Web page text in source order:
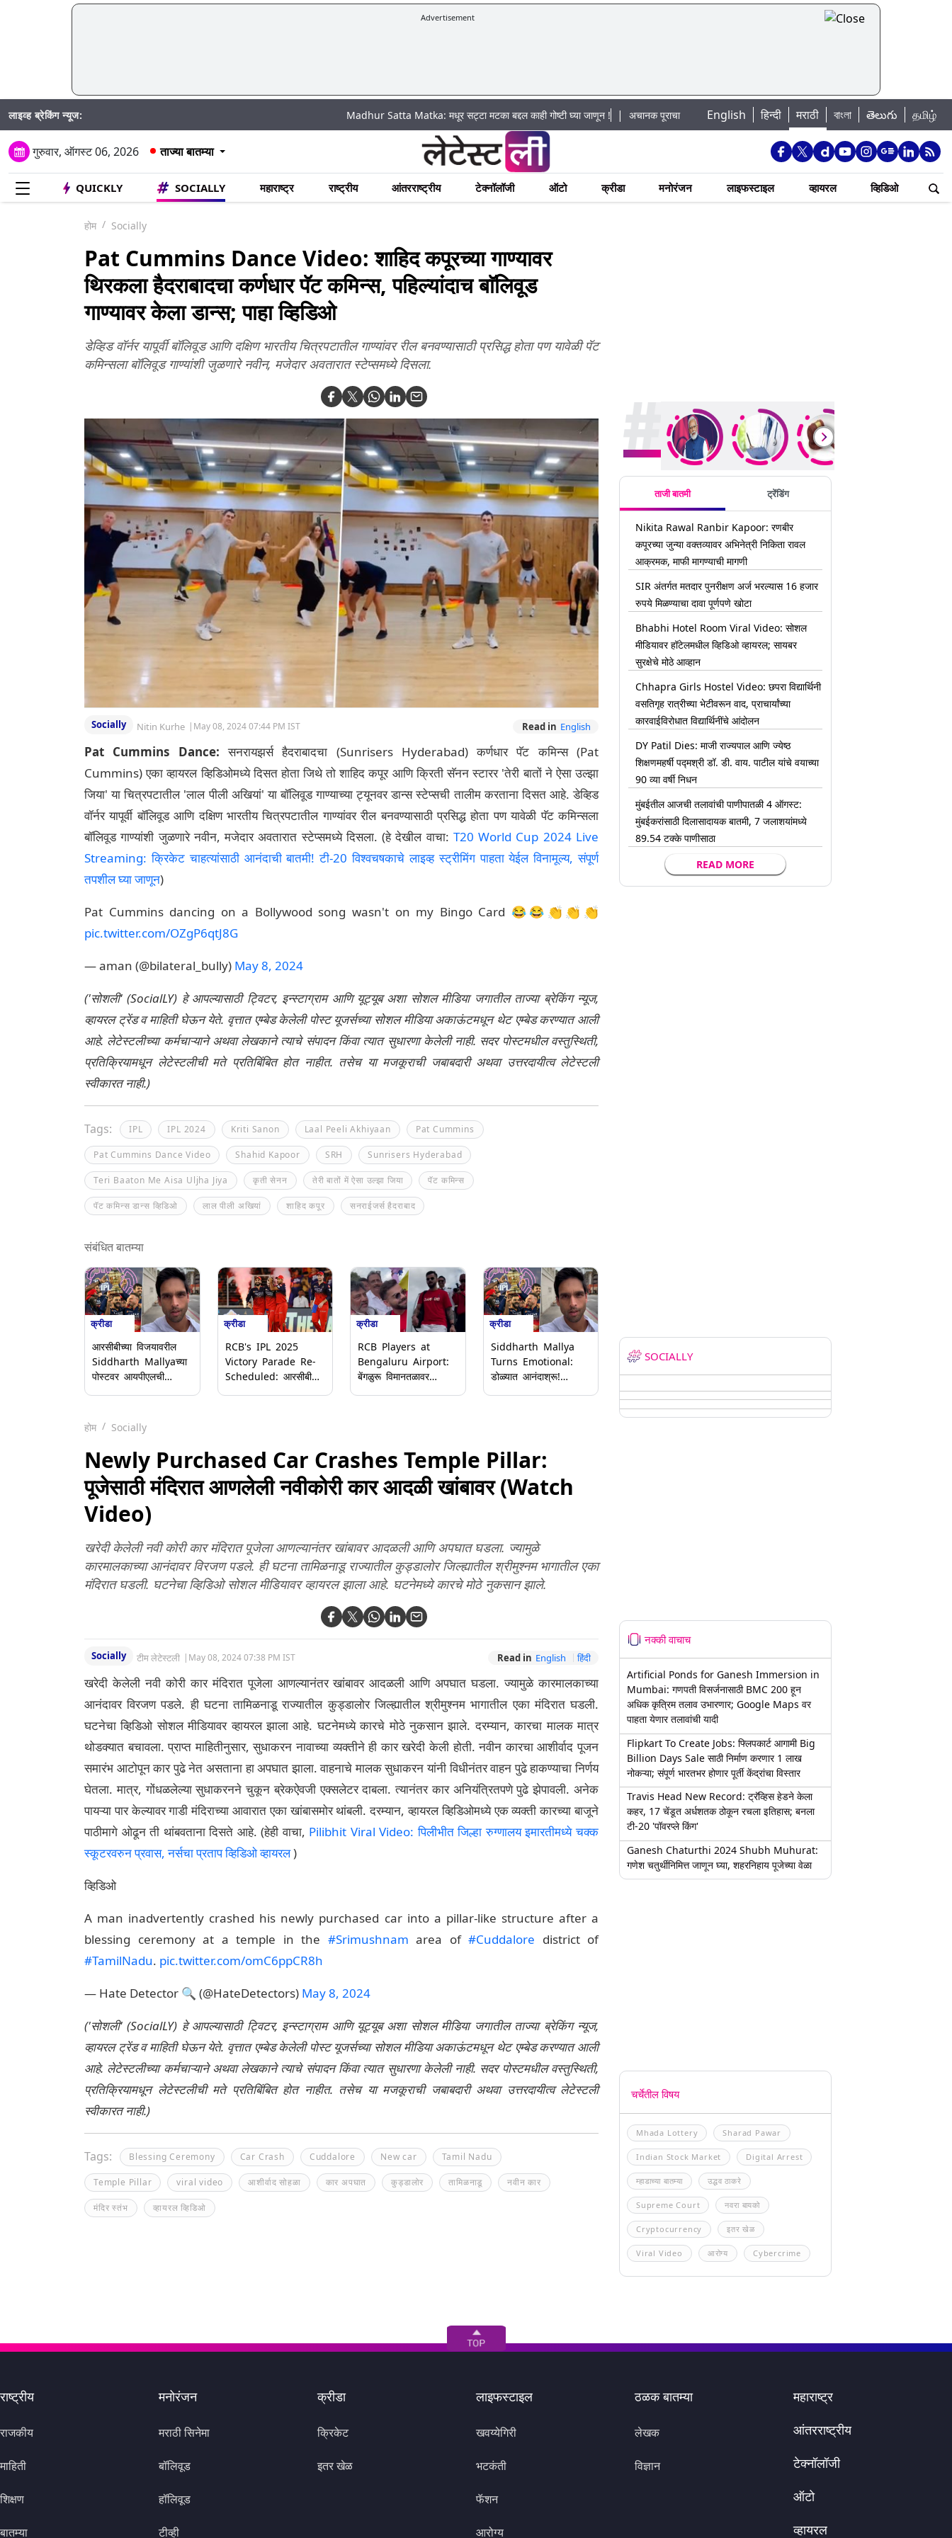
Advertisement
लाइव्ह ब्रेकिंग न्यूज: Madhur Satta Matka: मधूर सट्टा मटका बद्दल काही गोष्टी घ्या जाणून !|अचानक पूराचा धोका: खडकवासला धरणातून मुठानदी पात्रात विसर्ग सुरु; नागरिकांना नदीपात्रात न
English हिन्दी मराठी বাংলা తెలుగు தமிழ்
गुरुवार, ऑगस्ट 06, 2026 ताज्या बातम्या
QUICKLY SOCIALLY महाराष्ट्र राष्ट्रीय आंतरराष्ट्रीय टेक्नॉलॉजी ऑटो क्रीडा मनोरंजन लाइफस्टाइल व्हायरल व्हिडिओ
होम Socially
Pat Cummins Dance Video: शाहिद कपूरच्या गाण्यावर
थिरकला हैदराबादचा कर्णधार पॅट कमिन्स, पहिल्यांदाच बाॅलिवूड
गाण्यावर केला डान्स; पाहा व्हिडिओ
डेव्हिड वॉर्नर यापूर्वी बॉलिवूड आणि दक्षिण भारतीय चित्रपटातील गाण्यांवर रील बनवण्यासाठी प्रसिद्ध होता पण यावेळी पॅट
कमिन्सला बॉलिवूड गाण्यांशी जुळणारे नवीन, मजेदार अवतारात स्टेप्समध्ये दिसला.
Socially Nitin Kurhe | May 08, 2024 07:44 PM IST Read in English
Pat Cummins Dance: सनरायझर्स हैदराबादचा (Sunrisers Hyderabad) कर्णधार पॅट कमिन्स (Pat
Cummins) एका व्हायरल व्हिडिओमध्ये दिसत होता जिथे तो शाहिद कपूर आणि क्रिती सॅनन स्टारर 'तेरी बातों ने ऐसा उल्झा
जिया' या चित्रपटातील 'लाल पीली अखियां' या बॉलिवूड गाण्याच्या ट्यूनवर डान्स स्टेप्सची तालीम करताना दिसत आहे. डेव्हिड
वॉर्नर यापूर्वी बॉलिवूड आणि दक्षिण भारतीय चित्रपटातील गाण्यांवर रील बनवण्यासाठी प्रसिद्ध होता पण यावेळी पॅट कमिन्सला
बॉलिवूड गाण्यांशी जुळणारे नवीन, मजेदार अवतारात स्टेप्समध्ये दिसला. (हे देखील वाचा: T20 World Cup 2024 Live
Streaming: क्रिकेट चाहत्यांसाठी आनंदाची बातमी! टी-20 विश्वचषकाचे लाइव्ह स्ट्रीमिंग पाहता येईल विनामूल्य, संपूर्ण
तपशील घ्या जाणून)
Pat Cummins dancing on a Bollywood song wasn't on my Bingo Card 😂😂👏👏👏
pic.twitter.com/OZgP6qtJ8G
— aman (@bilateral_bully) May 8, 2024
('सोशली' (SocialLY) हे आपल्यासाठी ट्विटर, इन्स्टाग्राम आणि यूट्यूब अशा सोशल मीडिया जगातील ताज्या ब्रेकिंग न्यूज,
व्हायरल ट्रेंड व माहिती घेऊन येते. वृत्तात एम्बेड केलेली पोस्ट यूजर्सच्या सोशल मीडिया अकाऊंटमधून थेट एम्बेड करण्यात आली
आहे. लेटेस्टलीच्या कर्मचाऱ्याने अथवा लेखकाने त्याचे संपादन किंवा त्यात सुधारणा केलेली नाही. सदर पोस्टमधील वस्तुस्थिती,
प्रतिक्रियामधून लेटेस्टलीची मते प्रतिबिंबित होत नाहीत. तसेच या मजकूराची जबाबदारी अथवा उत्तरदायीत्व लेटेस्टली
स्वीकारत नाही.)
Tags: IPL IPL 2024 Kriti Sanon Laal Peeli Akhiyaan Pat Cummins
Pat Cummins Dance Video Shahid Kapoor SRH Sunrisers Hyderabad
Teri Baaton Me Aisa Uljha Jiya कृती सेनन तेरी बातों में ऐसा उल्झा जिया पॅट कमिन्स
पॅट कमिन्स डान्स व्हिडिओ लाल पीली अखियां शाहिद कपूर सनराईजर्स हैदराबाद
संबंधित बातम्या
क्रीडा
आरसीबीच्या विजयावरील
Siddharth Mallyaच्या
पोस्टवर आयपीएलची
क्रीडा
RCB's IPL 2025
Victory Parade Re-
Scheduled: आरसीबीचे
क्रीडा
RCB Players at
Bengaluru Airport:
बेंगळुरू विमानतळावर
(Video)
क्रीडा
Siddharth Mallya
Turns Emotional:
डोळ्यात आनंदाश्रू!
(Video)
होम Socially
Newly Purchased Car Crashes Temple Pillar:
पूजेसाठी मंदिरात आणलेली नवीकोरी कार आदळी खांबावर (Watch
Video)
खरेदी केलेली नवी कोरी कार मंदिरात पूजेला आणल्यानंतर खांबावर आदळली आणि अपघात घडला. ज्यामुळे
कारमालकाच्या आनंदावर विरजण पडले. ही घटना तामिळनाडू राज्यातील कुड्डालोर जिल्ह्यातील श्रीमुश्नम भागातील एका
मंदिरात घडली. घटनेचा व्हिडिओ सोशल मीडियावर व्हायरल झाला आहे. घटनेमध्ये कारचे मोठे नुकसान झाले.
Socially टीम लेटेस्टली | May 08, 2024 07:38 PM IST Read in English हिंदी
खरेदी केलेली नवी कोरी कार मंदिरात पूजेला आणल्यानंतर खांबावर आदळली आणि अपघात घडला. ज्यामुळे कारमालकाच्या
आनंदावर विरजण पडले. ही घटना तामिळनाडू राज्यातील कुड्डालोर जिल्ह्यातील श्रीमुश्नम भागातील एका मंदिरात घडली.
घटनेचा व्हिडिओ सोशल मीडियावर व्हायरल झाला आहे. घटनेमध्ये कारचे मोठे नुकसान झाले. दरम्यान, कारचा मालक मात्र
थोडक्यात बचावला. प्राप्त माहितीनुसार, सुधाकरन नावाच्या व्यक्तीने ही कार खरेदी केली होती. नवीन कारचा आशीर्वाद पूजन
समारंभ आटोपून कार पुढे नेत असताना हा अपघात झाला. वाहनाचे मालक सुधाकरन यांनी विधीनंतर वाहन पुढे हाकण्याचा निर्णय
घेतला. मात्र, गोंधळलेल्या सुधाकरनने चुकून ब्रेकऐवजी एक्सलेटर दाबला. त्यानंतर कार अनियंत्रितपणे पुढे झेपावली. अनेक
पायऱ्या पार केल्यावर गाडी मंदिराच्या आवारात एका खांबासमोर थांबली. दरम्यान, व्हायरल व्हिडिओमध्ये एक व्यक्ती कारच्या बाजूने
पाठीमागे ओढून ती थांबवताना दिसते आहे. (हेही वाचा, Pilibhit Viral Video: पिलीभीत जिल्हा रुग्णालय इमारतीमध्ये चक्क
स्कूटरवरुन प्रवास, नर्सचा प्रताप व्हिडिओ व्हायरल)
व्हिडिओ
A man inadvertently crashed his newly purchased car into a pillar-like structure after a
blessing ceremony at a temple in the #Srimushnam area of #Cuddalore district of
#TamilNadu. pic.twitter.com/omC6ppCR8h
— Hate Detector 🔍 (@HateDetectors) May 8, 2024
('सोशली' (SocialLY) हे आपल्यासाठी ट्विटर, इन्स्टाग्राम आणि यूट्यूब अशा सोशल मीडिया जगातील ताज्या ब्रेकिंग न्यूज,
व्हायरल ट्रेंड व माहिती घेऊन येते. वृत्तात एम्बेड केलेली पोस्ट यूजर्सच्या सोशल मीडिया अकाऊंटमधून थेट एम्बेड करण्यात आली
आहे. लेटेस्टलीच्या कर्मचाऱ्याने अथवा लेखकाने त्याचे संपादन किंवा त्यात सुधारणा केलेली नाही. सदर पोस्टमधील वस्तुस्थिती,
प्रतिक्रियामधून लेटेस्टलीची मते प्रतिबिंबित होत नाहीत. तसेच या मजकूराची जबाबदारी अथवा उत्तरदायीत्व लेटेस्टली
स्वीकारत नाही.)
Tags: Blessing Ceremony Car Crash Cuddalore New car Tamil Nadu
Temple Pillar viral video आशीर्वाद सोहळा कार अपघात कुड्डालोर तामिळनाडू नवीन कार
मंदिर स्तंभ व्हायरल व्हिडिओ
ताजी बातमी ट्रेंडिंग
Nikita Rawal Ranbir Kapoor: रणबीर
कपूरच्या जुन्या वक्तव्यावर अभिनेत्री निकिता रावल
आक्रमक, माफी मागण्याची मागणी
SIR अंतर्गत मतदार पुनरीक्षण अर्ज भरल्यास 16 हजार
रुपये मिळण्याचा दावा पूर्णपणे खोटा
Bhabhi Hotel Room Viral Video: सोशल
मीडियावर हॉटेलमधील व्हिडिओ व्हायरल; सायबर
सुरक्षेचे मोठे आव्हान
Chhapra Girls Hostel Video: छपरा विद्यार्थिनी
वसतिगृह रात्रीच्या भेटीवरून वाद, प्राचार्यांच्या
कारवाईविरोधात विद्यार्थिनींचे आंदोलन
DY Patil Dies: माजी राज्यपाल आणि ज्येष्ठ
शिक्षणमहर्षी पद्मश्री डॉ. डी. वाय. पाटील यांचे वयाच्या
90 व्या वर्षी निधन
मुंबईतील आजची तलावांची पाणीपातळी 4 ऑगस्ट:
मुंबईकरांसाठी दिलासादायक बातमी, 7 जलाशयांमध्ये
89.54 टक्के पाणीसाठा
READ MORE
SOCIALLY
नक्की वाचाच
Artificial Ponds for Ganesh Immersion in
Mumbai: गणपती विसर्जनासाठी BMC 200 हून
अधिक कृत्रिम तलाव उभारणार; Google Maps वर
पाहता येणार तलावांची यादी
Flipkart To Create Jobs: फ्लिपकार्ट आगामी Big
Billion Days Sale साठी निर्माण करणार 1 लाख
नोकऱ्या; संपूर्ण भारतभर होणार पूर्ती केंद्रांचा विस्तार
Travis Head New Record: ट्रॅव्हिस हेडने केला
कहर, 17 चेंडूत अर्धशतक ठोकून रचला इतिहास; बनला
टी-20 'पॉवरप्ले किंग'
Ganesh Chaturthi 2024 Shubh Muhurat:
गणेश चतुर्थीनिमित्त जाणून घ्या, शहरनिहाय पूजेच्या वेळा
चर्चेतील विषय
Mhada Lottery Sharad Pawar
Indian Stock Market Digital Arrest
म्हाडाच्या बातम्या उद्धव ठाकरे
Supreme Court नवरा बायको
Cryptocurrency इतर खेळ
Viral Video आरोग्य Cybercrime
राष्ट्रीय
राजकीय
माहिती
शिक्षण
बातम्या
मनोरंजन
मराठी सिनेमा
बॉलिवूड
हॉलिवूड
टीव्ही
क्रीडा
क्रिकेट
इतर खेळ
लाइफस्टाइल
खवय्येगिरी
भटकंती
फॅशन
आरोग्य
ठळक बातम्या
लेखक
विज्ञान
महाराष्ट्र
आंतरराष्ट्रीय
टेक्नॉलॉजी
ऑटो
व्हायरल